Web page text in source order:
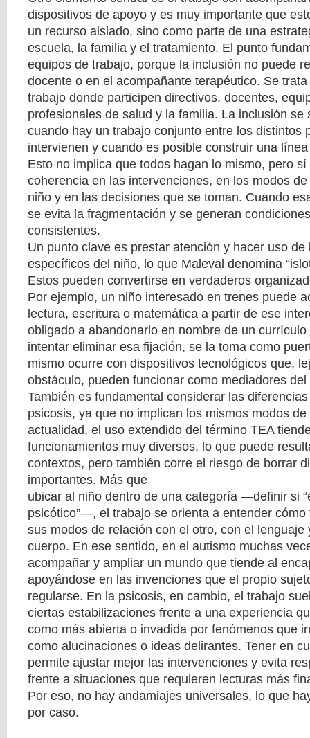
dispositivos de apoyo y es muy importante que
un recurso aislado, sino como parte de una
escuela, la familia y el tratamiento. El punto
equipos de trabajo, porque la inclusión no puede
docente o en el acompañante terapéutico. Se
trabajo donde participen directivos, docentes,
profesionales de salud y la familia. La inclusión se
cuando hay un trabajo conjunto entre los distintos
intervienen y cuando es posible construir una
Esto no implica que todos hagan lo mismo, pero
coherencia en las intervenciones, en los modos
niño y en las decisiones que se toman. Cuando
se evita la fragmentación y se generan
consistentes.
Un punto clave es prestar atención y hacer uso de
específicos del niño, lo que Maleval denomina
Estos pueden convertirse en verdaderos
Por ejemplo, un niño interesado en trenes puede
lectura, escritura o matemática a partir de ese
obligado a abandonarlo en nombre de un
intentar eliminar esa fijación, se la toma como
mismo ocurre con dispositivos tecnológicos que,
obstáculo, pueden funcionar como mediadores del
También es fundamental considerar las
psicosis, ya que no implican los mismos modos
actualidad, el uso extendido del término TEA
funcionamientos muy diversos, lo que puede
contextos, pero también corre el riesgo de borrar
importantes. Más que
ubicar al niño dentro de una categoría —definir si
psicótico”—, el trabajo se orienta a entender
sus modos de relación con el otro, con el lenguaje
cuerpo. En ese sentido, en el autismo muchas
acompañar y ampliar un mundo que tiende al
apoyándose en las invenciones que el propio
regularse. En la psicosis, en cambio, el trabajo
ciertas estabilizaciones frente a una experiencia
como más abierta o invadida por fenómenos que
como alucinaciones o ideas delirantes. Tener en
permite ajustar mejor las intervenciones y evita
frente a situaciones que requieren lecturas más
Por eso, no hay andamiajes universales, lo que
por caso.